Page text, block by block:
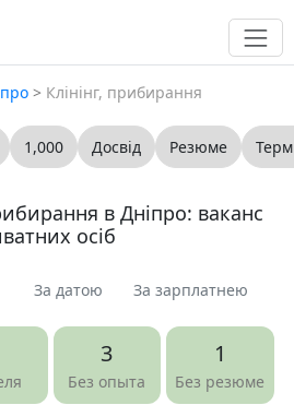
> Клінінг, прибирання
1,000 Досвід Резюме
в Дніпро: ваканс
осіб
0 Пропоную 0 Шукаю 0
Резюме
За датою За зарплатнею
3
Без опыта
1
Без резюме